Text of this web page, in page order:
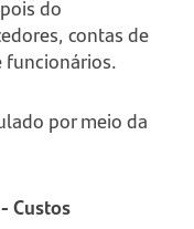
do
contas de
funcionários.
por meio da
Custos